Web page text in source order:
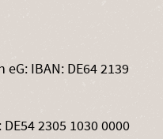
IBAN: DE64 2139
2305 1030 0000